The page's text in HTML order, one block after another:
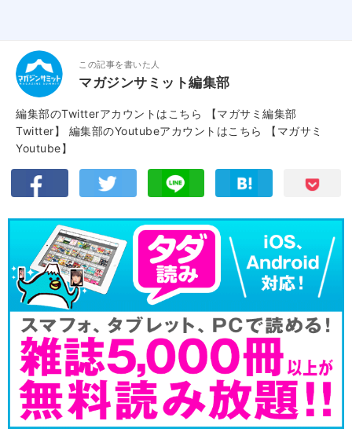
この記事を書いた人
マガジンサミット編集部
編集部のTwitterアカウントはこちら
【マガサミ編集部
Twitter】
編集部のYoutubeアカウントはこちら
【マガサミ
Youtube】